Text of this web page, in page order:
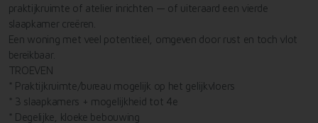
praktijkruimte of atelier inrichten — of uiteraard een vierde
slaapkamer creëren.
Een woning met veel potentieel, omgeven door rust en toch vlot
bereikbaar.
TROEVEN
* Praktijkruimte/bureau mogelijk op het gelijkvloers
* 3 slaapkamers + mogelijkheid tot 4e
* Degelijke, kloeke bebouwing